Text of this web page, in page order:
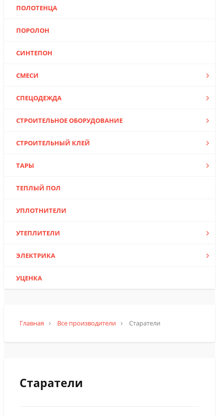
ПОЛОТЕНЦА
ПОРОЛОН
СИНТЕПОН
СМЕСИ
СПЕЦОДЕЖДА
СТРОИТЕЛЬНОЕ ОБОРУДОВАНИЕ
СТРОИТЕЛЬНЫЙ КЛЕЙ
ТАРЫ
ТЕПЛЫЙ ПОЛ
УПЛОТНИТЕЛИ
УТЕПЛИТЕЛИ
ЭЛЕКТРИКА
УЦЕНКА
Главная Все производители Старатели
Старатели